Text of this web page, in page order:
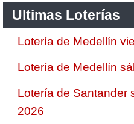
Ultimas Loterías
Lotería de Medellín
Lotería de Medellín
Lotería de Santander
2026